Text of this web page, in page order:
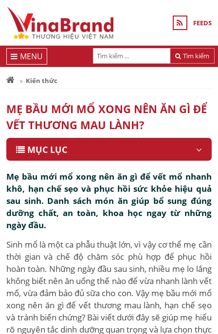
FEEDS
Tìm kiếm
MENU
Kiến thức
MẸ BẦU MỚI MỔ XONG NÊN ĂN GÌ ĐỂ
VẾT THƯƠNG MAU LÀNH?
MỤC LỤC
Mẹ bầu mới mổ xong nên ăn gì để vết mổ nhanh
khô, hạn chế sẹo và phục hồi sức khỏe hiệu quả
sau sinh. Danh sách món ăn giúp bổ sung đúng
dưỡng chất, an toàn, khoa học ngay từ những
ngày đầu.
Sinh mổ là một ca phẫu thuật lớn, vì vậy cơ thể mẹ cần
thời gian và chế độ chăm sóc phù hợp để phục hồi
hoàn toàn. Những ngày đầu sau sinh, nhiều mẹ lo lắng
không biết nên ăn uống thế nào để vừa nhanh lành vết
mổ, vừa đảm bảo đủ sữa cho con. Vậy mẹ bầu mới mổ
xong nên ăn gì để vết thương mau lành, hạn chế sẹo
và tránh biến chứng? Bài viết dưới đây sẽ giúp mẹ hiểu
rõ nguyên tắc dinh dưỡng quan trọng và lựa chọn thực